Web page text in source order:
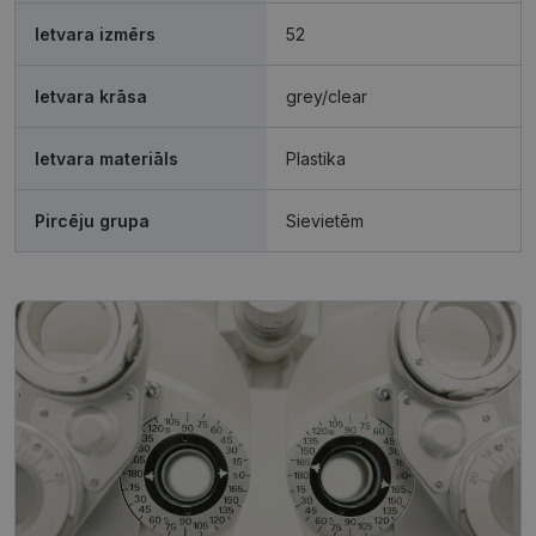
Ietvara izmērs 52
Ietvara krāsa grey/clear
Ietvara materiāls Plastika
Pircēju grupa Sievietēm
Neklasificētās
Mārketinga sīkdatnes
Funkcionālās sīkdatnes
Neklasificētās
Šīs sīkdatnes nepieciešamas, lai Jūs varētu apmeklēt
un pārlūkot tīmekļa vietnes saturu un izmantot tās
piedāvātās iespējas. Šīs sīkdatnes identificē Jūsu
iekārtu, bet neizpauž Jūsu identitāti, kā arī tās nevāc
un neapkopo informāciju. Bez šīm sīkdatnēm
tīmekļa vietne nevarēs pilnvērtīgi darboties,
piemēram, sniegt nepieciešamo informāciju vai
nodrošināt pieprasītos pakalpojumus. Šīs sīkdatnes